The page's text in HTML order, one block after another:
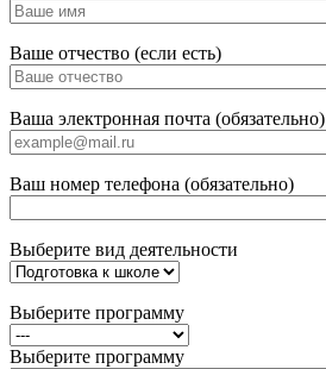
Ваше отчество (если есть)
Ваша электронная почта (обязательно)
Ваш номер телефона (обязательно)
Выберите вид деятельности
Выберите программу
Выберите программу